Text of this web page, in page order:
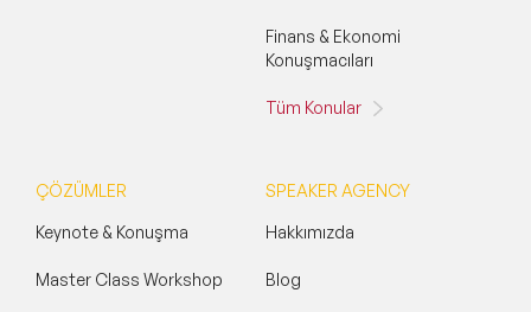
Finans & Ekonomi
Konuşmacıları
Tüm Konular
ÇÖZÜMLER
Keynote & Konuşma
Master Class Workshop
SPEAKER AGENCY
Hakkımızda
Blog